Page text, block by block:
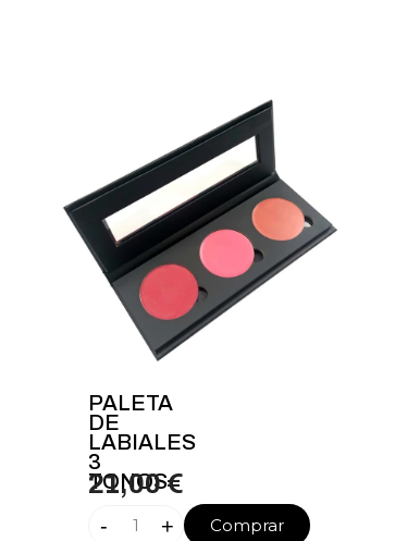
PALETA
DE
LABIALES
3
TONOS
21,00 €
- + Comprar